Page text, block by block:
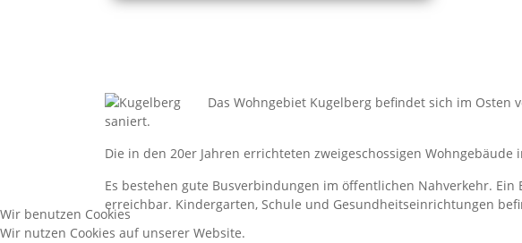
Das Wohngebiet Kugelberg befindet sich im Osten
saniert.
Die in den 20er Jahren errichteten zweigeschossigen
Es bestehen gute Busverbindungen im öffentlichen Nahverkehr.
erreichbar. Kindergarten, Schule und Gesundheitseinrichtungen
Wir benutzen Cookies
Wir nutzen Cookies auf unserer Website.